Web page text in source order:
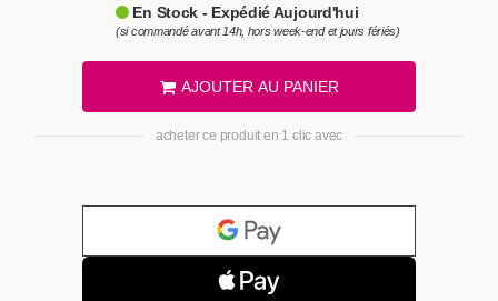
En Stock - Expédié Aujourd'hui
(si commandé avant 14h, hors week-end et jours fériés)
AJOUTER AU PANIER
acheter ce produit en 1 clic avec